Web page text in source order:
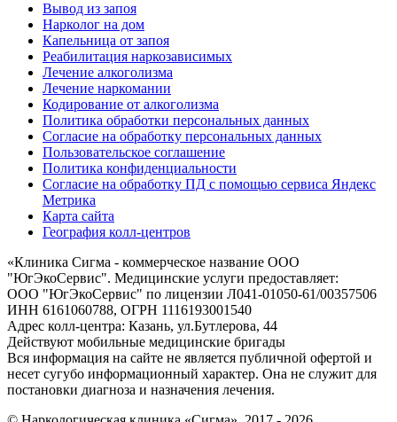
Вывод из запоя
Нарколог на дом
Капельница от запоя
Реабилитация наркозависимых
Лечение алкоголизма
Лечение наркомании
Кодирование от алкоголизма
Политика обработки персональных данных
Согласие на обработку персональных данных
Пользовательское соглашение
Политика конфиденциальности
Согласие на обработку ПД с помощью сервиса Яндекс
Метрика
Карта сайта
География колл-центров
«Клиника Сигма - коммерческое название ООО
"ЮгЭкоСервис". Медицинские услуги предоставляет:
ООО "ЮгЭкоСервис" по лицензии Л041-01050-61/00357506
ИНН 6161060788, ОГРН 1116193001540
Адрес колл-центра: Казань, ул.Бутлерова, 44
Действуют мобильные медицинские бригады
Вся информация на сайте не является публичной офертой и
несет сугубо информационный характер. Она не служит для
постановки диагноза и назначения лечения.